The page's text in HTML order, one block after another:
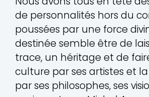
de personnalités hors du
poussées par une force
destinée semble être de
trace, un héritage et de
culture par ses artistes et la
par ses philosophes, ses